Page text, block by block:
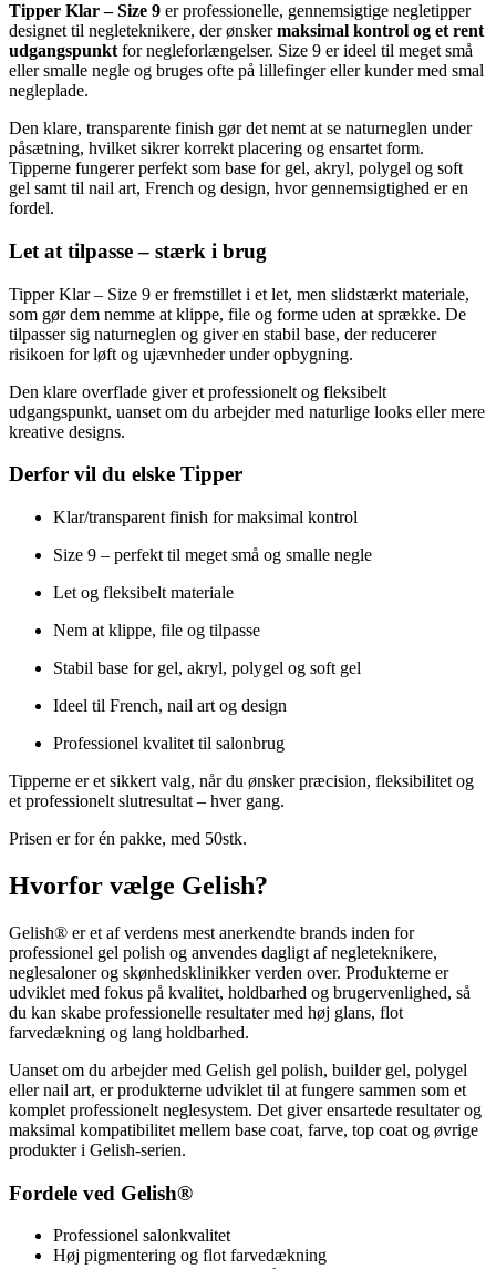
Tipper Klar – Size 9 er professionelle, gennemsigtige negletipper
designet til negleteknikere, der ønskermaksimal kontrol og et rent
udgangspunkt for negleforlængelser. Size 9 er ideel til meget små
eller smalle negle og bruges ofte på lillefinger eller kunder med smal
negleplade.
Den klare, transparente finish gør det nemt at se naturneglen under
påsætning, hvilket sikrer korrekt placering og ensartet form.
Tipperne fungerer perfekt som base for gel, akryl, polygel og soft
gel samt til nail art, French og design, hvor gennemsigtighed er en
fordel.
Let at tilpasse – stærk i brug
Tipper Klar – Size 9 er fremstillet i et let, men slidstærkt materiale,
som gør dem nemme at klippe, file og forme uden at sprække. De
tilpasser sig naturneglen og giver en stabil base, der reducerer
risikoen for løft og ujævnheder under opbygning.
Den klare overflade giver et professionelt og fleksibelt
udgangspunkt, uanset om du arbejder med naturlige looks eller mere
kreative designs.
Derfor vil du elske Tipper
Klar/transparent finish for maksimal kontrol
Size 9 – perfekt til meget små og smalle negle
Let og fleksibelt materiale
Nem at klippe, file og tilpasse
Stabil base for gel, akryl, polygel og soft gel
Ideel til French, nail art og design
Professionel kvalitet til salonbrug
Tipperne er et sikkert valg, når du ønsker præcision, fleksibilitet og
et professionelt slutresultat – hver gang.
Prisen er for én pakke, med 50stk.
Hvorfor vælge Gelish?
Gelish® er et af verdens mest anerkendte brands inden for
professionel gel polish og anvendes dagligt af negleteknikere,
neglesaloner og skønhedsklinikker verden over. Produkterne er
udviklet med fokus på kvalitet, holdbarhed og brugervenlighed, så
du kan skabe professionelle resultater med høj glans, flot
farvedækning og lang holdbarhed.
Uanset om du arbejder med Gelish gel polish, builder gel, polygel
eller nail art, er produkterne udviklet til at fungere sammen som et
komplet professionelt neglesystem. Det giver ensartede resultater og
maksimal kompatibilitet mellem base coat, farve, top coat og øvrige
produkter i Gelish-serien.
Fordele ved Gelish®
Professionel salonkvalitet
Høj pigmentering og flot farvedækning